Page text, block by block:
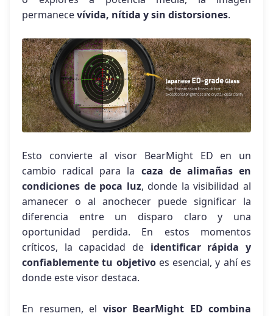
permanecevívida, nítida y sin distorsiones.
Esto convierte al visor BearMight ED en un
cambio radical para la caza de alimañas en
condiciones de poca luz, donde la visibilidad al
amanecer o al anochecer puede significar la
diferencia entre un disparo claro y una
oportunidad perdida. En estos momentos
críticos, la capacidad de identificar rápida y
confiablemente tu objetivoes esencial, y ahí es
donde este visor destaca.
En resumen, el visor BearMight ED combina